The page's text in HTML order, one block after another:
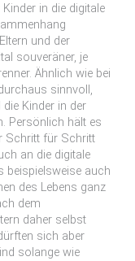
in die digitale
und der
souveräner, je
Ähnlich wie bei
sinnvoll,
Kinder in der
Persönlich hält es
Schritt für Schritt
an die digitale
beispielsweise auch
des Lebens ganz
dem
daher selbst
sich aber
solange wie